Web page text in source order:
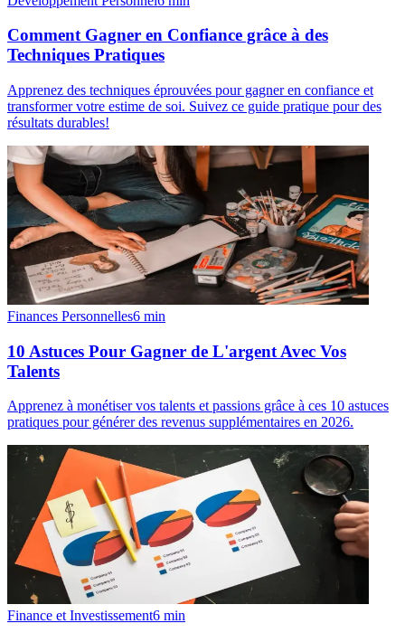
Comment Gagner en Confiance grâce à des
Techniques Pratiques
Apprenez des techniques éprouvées pour gagner en confiance et
transformer votre estime de soi. Suivez ce guide pratique pour des
résultats durables!
Finances Personnelles6 min
10 Astuces Pour Gagner de L'argent Avec Vos
Talents
Apprenez à monétiser vos talents et passions grâce à ces 10 astuces
pratiques pour générer des revenus supplémentaires en 2026.
Finance et Investissement6 min